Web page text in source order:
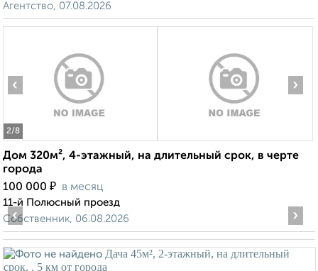
Агентство, 07.08.2026
2/8
‹ ›
Дом 320м², 4-этажный, на длительный срок, в черте
города
100 000 ₽ в месяц
11-й Полюсный проезд
Собственник, 06.08.2026
‹ ›